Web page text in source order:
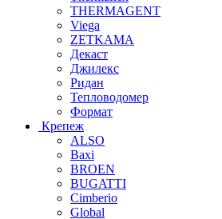
THERMAGENT
Viega
ZETKAMA
Декаст
Джилекс
Ридан
Тепловодомер
Формат
Крепеж
ALSO
Baxi
BROEN
BUGATTI
Cimberio
Global